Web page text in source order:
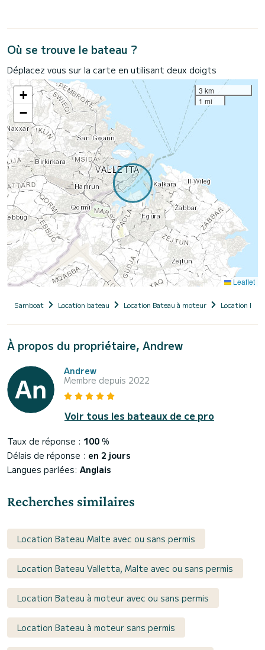
Où se trouve le bateau ?
Déplacez vous sur la carte en utilisant deux doigts
+
−
3 km
1 mi
Leaflet
Samboat Location bateau Location Bateau à moteur Location
À propos du propriétaire, Andrew
Andrew
Membre depuis 2022
Voir tous les bateaux de ce pro
Taux de réponse : 100 %
Délais de réponse : en 2 jours
Langues parlées: Anglais
Recherches similaires
Location Bateau Malte avec ou sans permis
Location Bateau Valletta, Malte avec ou sans permis
Location Bateau à moteur avec ou sans permis
Location Bateau à moteur sans permis